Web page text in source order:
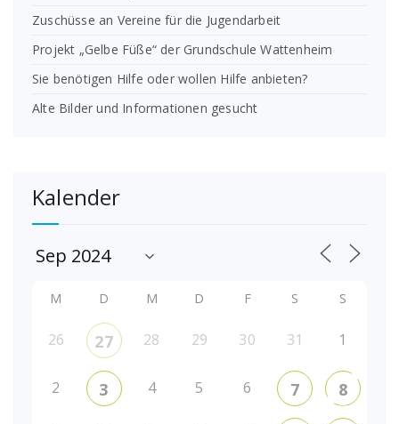
Zuschüsse an Vereine für die Jugendarbeit
Projekt „Gelbe Füße“ der Grundschule Wattenheim
Sie benötigen Hilfe oder wollen Hilfe anbieten?
Alte Bilder und Informationen gesucht
Kalender
M D M D F S S
26 27 28 29 30 31 1
2 3 4 5 6 7 8